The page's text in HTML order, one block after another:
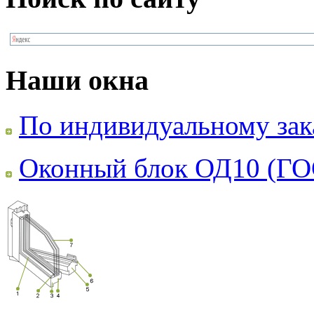
Наши окна
По индивидуальному
Оконный блок ОД10